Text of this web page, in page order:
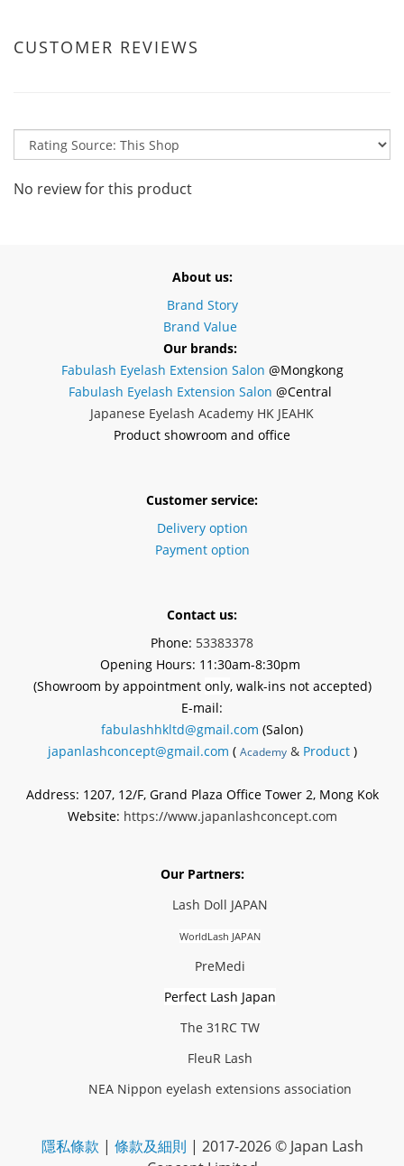
CUSTOMER REVIEWS
No review for this product
About us:
Brand Story
Brand Value
Our brands:
Fabulash Eyelash Extension Salon @Mongkong
Fabulash Eyelash Extension Salon @Central
Japanese Eyelash Academy HK JEAHK
Product showroom and office
Customer service:
Delivery option
Payment option
Contact us:
Phone: 53383378
Opening Hours: 11:30am-8:30pm
(Showroom by appointment only, walk-ins not accepted)
E-mail:
fabulashhkltd@gmail.com (Salon)
japanlashconcept@gmail.com ( Academy& Product )
Address: 1207, 12/F, Grand Plaza Office Tower 2, Mong Kok
Website: https://www.japanlashconcept.com
Our Partners:
Lash Doll JAPAN
WorldLash JAPAN
PreMedi
Perfect Lash Japan
The 31RC TW
FleuR Lash
NEA Nippon eyelash extensions association
隱私條款 | 條款及細則 | 2017-2026 © Japan Lash